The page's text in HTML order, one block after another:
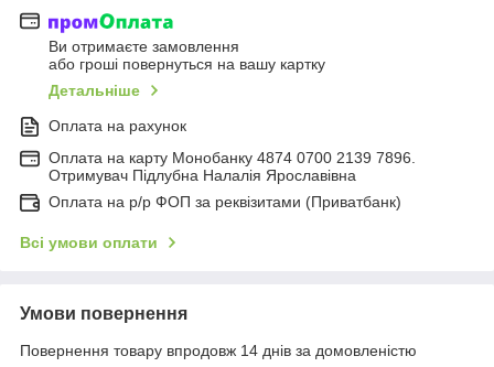
Ви отримаєте замовлення
або гроші повернуться на вашу картку
Детальніше
Оплата на рахунок
Оплата на карту Монобанку 4874 0700 2139 7896.
Отримувач Підлубна Налалія Ярославівна
Оплата на р/р ФОП за реквізитами (Приватбанк)
Всі умови оплати
Умови повернення
Повернення товару впродовж 14 днів за домовленістю